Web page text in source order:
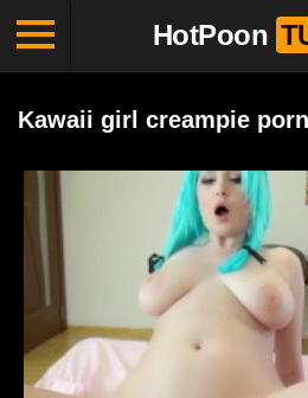
HotPoon
Kawaii girl creampie